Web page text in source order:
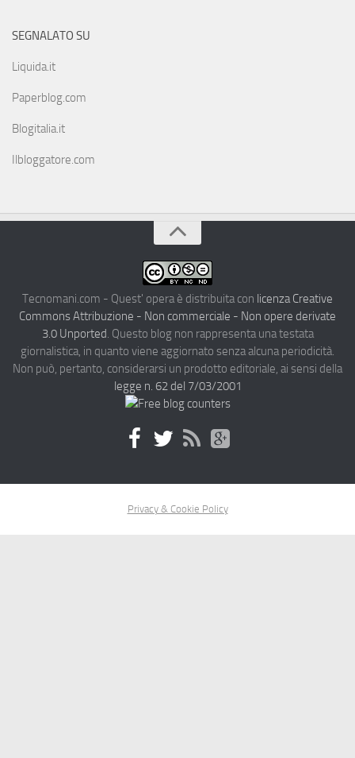
SEGNALATO SU
Liquida.it
Paperblog.com
Blogitalia.it
Ilbloggatore.com
Tecnomani.com - Quest' opera è distribuita con licenza Creative
Commons Attribuzione - Non commerciale - Non opere derivate
3.0 Unported. Questo blog non rappresenta una testata
giornalistica, in quanto viene aggiornato senza alcuna periodicità.
Non può, pertanto, considerarsi un prodotto editoriale, ai sensi della
legge n. 62 del 7/03/2001
Privacy & Cookie Policy